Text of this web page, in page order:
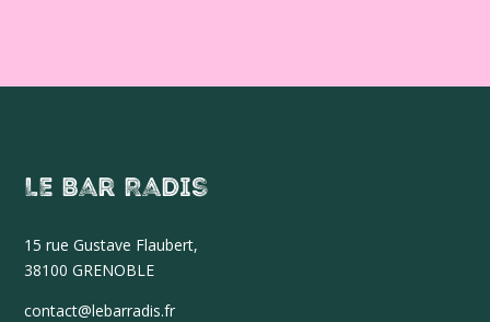
Le Bar Radis
15 rue Gustave Flaubert,
38100 GRENOBLE
contact@lebarradis.fr